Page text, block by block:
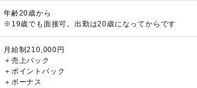
年齢20歳から
※19歳でも面接可。出勤は20歳になってからです
月給制210,000円
＋売上バック
＋ポイントバック
＋ボーナス